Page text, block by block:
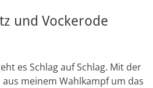
und Vockerode
es Schlag auf Schlag. Mit der
meinem Wahlkampf um das